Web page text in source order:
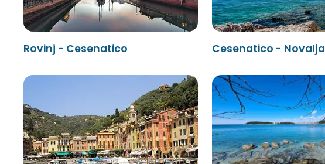
Rovinj - Cesenatico Cesenatico - Novalja